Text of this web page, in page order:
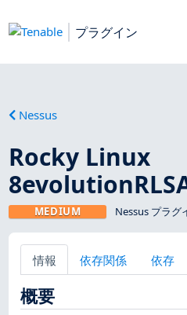
プラグイン
Nessus
Rocky Linux
MEDIUM Nessus プラ
情報 依存関係 依存
概要